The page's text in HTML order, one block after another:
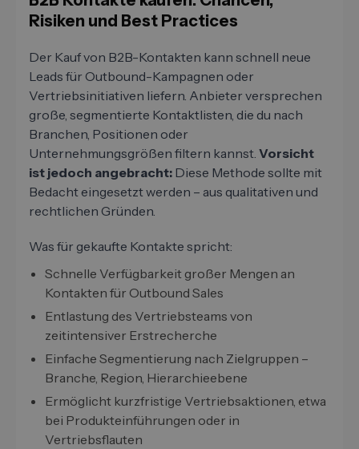
Risiken und Best Practices
Der Kauf von B2B-Kontakten kann schnell neue
Leads für Outbound-Kampagnen oder
Vertriebsinitiativen liefern. Anbieter versprechen
große, segmentierte Kontaktlisten, die du nach
Branchen, Positionen oder
Unternehmungsgrößen filtern kannst. Vorsicht
ist jedoch angebracht: Diese Methode sollte mit
Bedacht eingesetzt werden – aus qualitativen und
rechtlichen Gründen.
Was für gekaufte Kontakte spricht:
Schnelle Verfügbarkeit großer Mengen an
Kontakten für Outbound Sales
Entlastung des Vertriebsteams von
zeitintensiver Erstrecherche
Einfache Segmentierung nach Zielgruppen –
Branche, Region, Hierarchieebene
Ermöglicht kurzfristige Vertriebsaktionen, etwa
bei Produkteinführungen oder in
Vertriebsflauten